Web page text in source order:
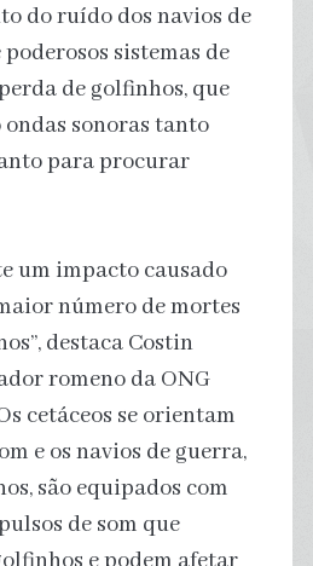
do ruído dos navios de
sistemas de
de golfinhos, que
sonoras tanto
para procurar
um impacto causado
número de mortes
destaca Costin
romeno da ONG
cetáceos se orientam
e os navios de guerra,
são equipados com
de som que